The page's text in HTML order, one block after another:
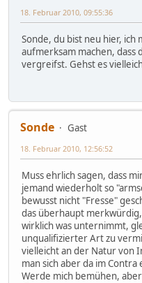
18. Februar 2010, 09:55:36
Sonde, du bist neu hier, ich
aufmerksam machen, dass
vergreifst. Gehst es
Sonde
Gast
18. Februar 2010, 12:56:52
Muss ehrlich sagen, dass
jemand wiederholt so
bewusst nicht "Fresse"
das überhaupt
wirklich was unternimmt,
unqualifizierter Art zu
vielleicht an der Natur von
man sich aber da im
Werde mich bemühen,